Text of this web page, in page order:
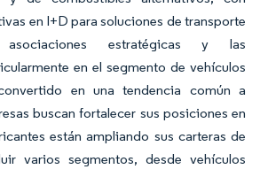
en I+D para soluciones de transporte
asociaciones estratégicas y las
en el segmento de vehículos
en una tendencia común a
buscan fortalecer sus posiciones en
están ampliando sus carteras de
varios segmentos, desde vehículos